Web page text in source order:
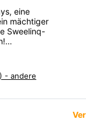
eine
mächtiger
Sweelinq-
- andere